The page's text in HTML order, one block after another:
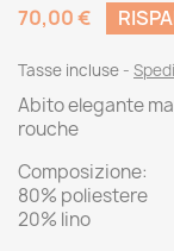
70,00 €
Tasse incluse
Abito elegante
rouche
Composizione:
80% poliestere
20% lino